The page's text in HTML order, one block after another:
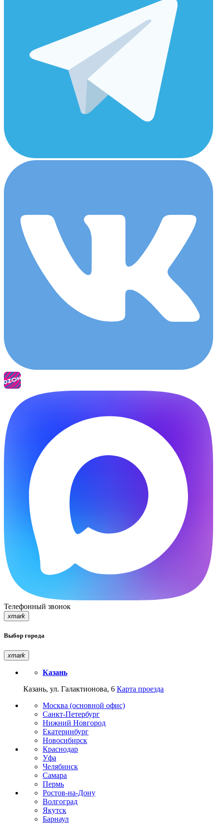
Телефонный звонок
xmark
Выбор города
xmark
Казань
Казань, ул. Галактионова, 6 Карта проезда
Москва (основной офис)
Санкт-Петербург
Нижний Новгород
Екатеринбург
Новосибирск
Краснодар
Уфа
Челябинск
Самара
Пермь
Ростов-на-Дону
Волгоград
Якутск
Барнаул